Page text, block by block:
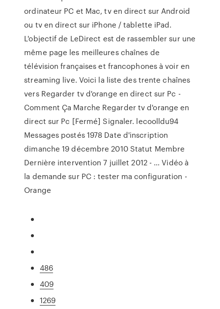
ordinateur PC et Mac, tv en direct sur Android
ou tv en direct sur iPhone / tablette iPad.
L'objectif de LeDirect est de rassembler sur une
même page les meilleures chaînes de
télévision françaises et francophones à voir en
streaming live. Voici la liste des trente chaînes
vers Regarder tv d'orange en direct sur Pc -
Comment Ça Marche Regarder tv d'orange en
direct sur Pc [Fermé] Signaler. lecoolldu94
Messages postés 1978 Date d'inscription
dimanche 19 décembre 2010 Statut Membre
Dernière intervention 7 juillet 2012 - … Vidéo à
la demande sur PC : tester ma configuration -
Orange
486
409
1269